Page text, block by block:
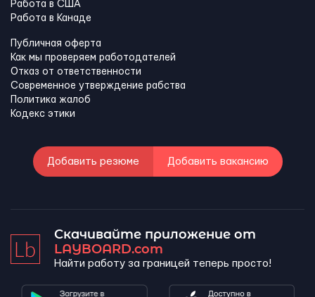
Работа в США
Работа в Канадe
Публичная оферта
Как мы проверяем работодателей
Отказ от ответственности
Современное утверждение рабства
Политика жалоб
Кодекс этики
Добавить резюме Добавить вакансию
Скачивайте приложение от
LAYBOARD.com
Найти работу за границей теперь просто!